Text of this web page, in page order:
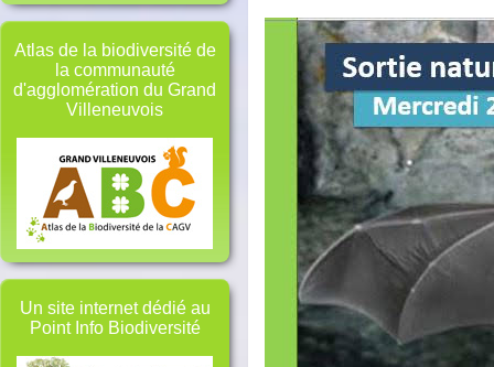
Atlas de la biodiversité de
la communauté
d'agglomération du Grand
Villeneuvois
Un site internet dédié au
Point Info Biodiversité